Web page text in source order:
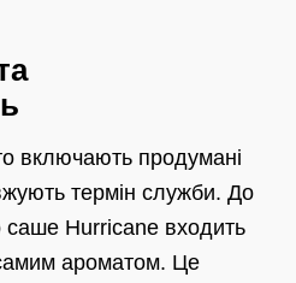
включають продумані
термін служби. До
саше Hurricane входить
ароматом. Це